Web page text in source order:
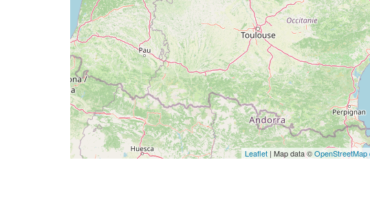
Leaflet | Map data ©OpenStreetMap